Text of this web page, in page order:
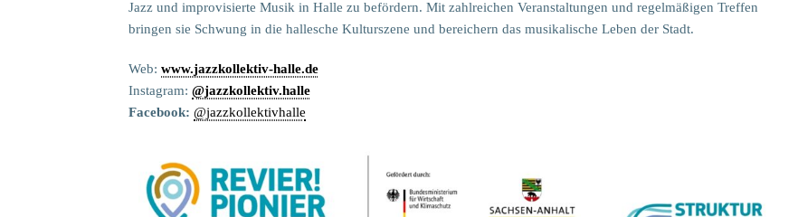
Jazz und improvisierte Musik in Halle zu befördern. Mit zahlreichen Veranstaltungen und regelmäßigen Treffen
bringen sie Schwung in die hallesche Kulturszene und bereichern das musikalische Leben der Stadt.
Web: www.jazzkollektiv-halle.de
Instagram: @jazzkollektiv.halle
Facebook: @jazzkollektivhalle